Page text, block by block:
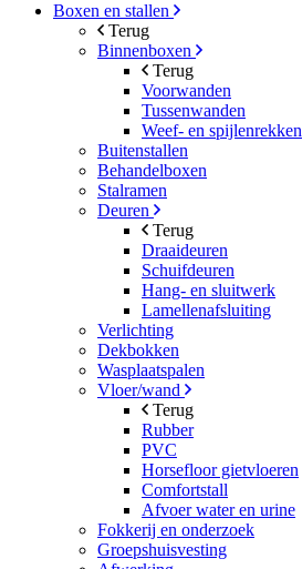
Boxen en stallen
Terug
Binnenboxen
Terug
Voorwanden
Tussenwanden
Weef- en spijlenrekken
Buitenstallen
Behandelboxen
Stalramen
Deuren
Terug
Draaideuren
Schuifdeuren
Hang- en sluitwerk
Lamellenafsluiting
Verlichting
Dekbokken
Wasplaatspalen
Vloer/wand
Terug
Rubber
PVC
Horsefloor gietvloeren
Comfortstall
Afvoer water en urine
Fokkerij en onderzoek
Groepshuisvesting